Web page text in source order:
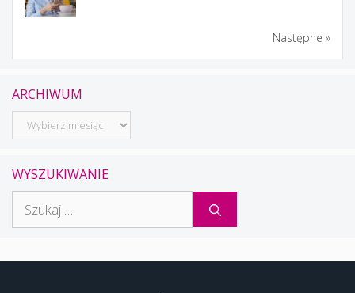
Następne »
ARCHIWUM
Archiwum
WYSZUKIWANIE